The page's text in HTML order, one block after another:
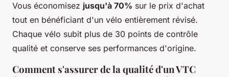
Vous économisez jusqu'à 70% sur le prix d'achat
tout en bénéficiant d'un vélo entièrement révisé.
Chaque vélo subit plus de 30 points de contrôle
qualité et conserve ses performances d'origine.
Comment s'assurer de la qualité d'un VTC